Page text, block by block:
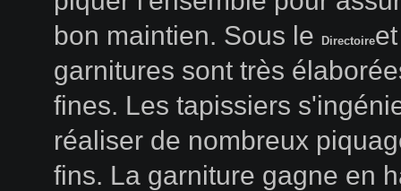
bon maintien. Sous le
Directoire
garnitures sont très
fines. Les tapissiers
réaliser de nombreux
fins. La garniture gagne en